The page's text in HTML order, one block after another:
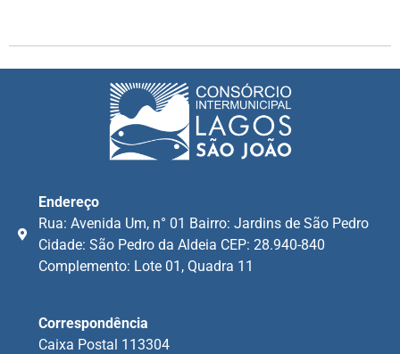
Endereço
Rua: Avenida Um, n° 01 Bairro: Jardins de São Pedro
Cidade: São Pedro da Aldeia CEP: 28.940-840
Complemento: Lote 01, Quadra 11
Correspondência
Caixa Postal 113304